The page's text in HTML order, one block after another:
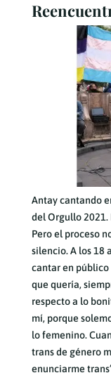
Antay cantando
del Orgullo 2021.
Pero el proceso
silencio. A los 18
cantar en
que quería,
respecto a lo
mí, porque
lo femenino.
trans de género
enunciarme